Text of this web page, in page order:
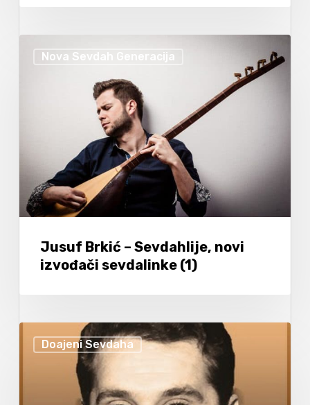
Nova Sevdah Generacija
Jusuf Brkić – Sevdahlije, novi
izvođači sevdalinke (1)
Doajeni Sevdaha